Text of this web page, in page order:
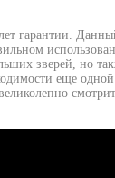
гарантии.
зверей, но
еще одной